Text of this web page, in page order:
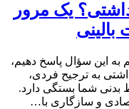
یک مرور
به این سؤال پاسخ دهیم،
به ترجیح فردی،
شما بستگی دارد.
و سازگاری با…